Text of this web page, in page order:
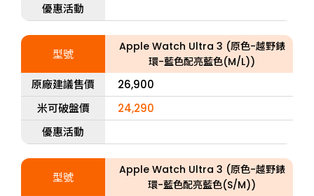
優惠活動
型號
Apple Watch Ultra 3 (原色-越野錶
環-藍色配亮藍色(M/L))
原廠建議售價
26,900
米可破盤價
24,290
優惠活動
型號
Apple Watch Ultra 3 (原色-越野錶
環-藍色配亮藍色(S/M))